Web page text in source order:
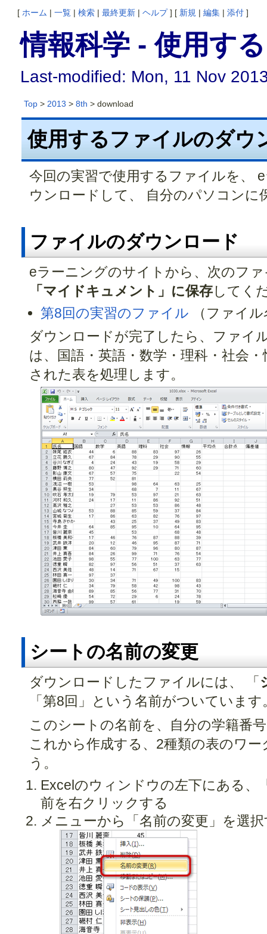
[ ホーム | 一覧 | 検索 | 最終更新 | ヘルプ] [ 新規 | 編集 | 添付 ]
情報科学 - 使用す
Last-modified: Mon, 11 Nov
Top> 2013 > 8th > download
使用するファイルのダウ
今回の実習で使用するファイルを、
ウンロードして、 自分のパソコンに
ファイルのダウンロード
eラーニングのサイトから、次のフ
「マイドキュメント」に保存してく
第8回の実習のファイル （ファイ
ダウンロードが完了したら、ファイ
は、国語・英語・数学・理科・社会
された表を処理します。
シートの名前の変更
ダウンロードしたファイルには、 「
「第8回」という名前がついています
このシートの名前を、自分の学籍番
これから作成する、2種類の表のワ
う。
Excelのウィンドウの左下にある、
前を右クリックする
メニューから「名前の変更」を選